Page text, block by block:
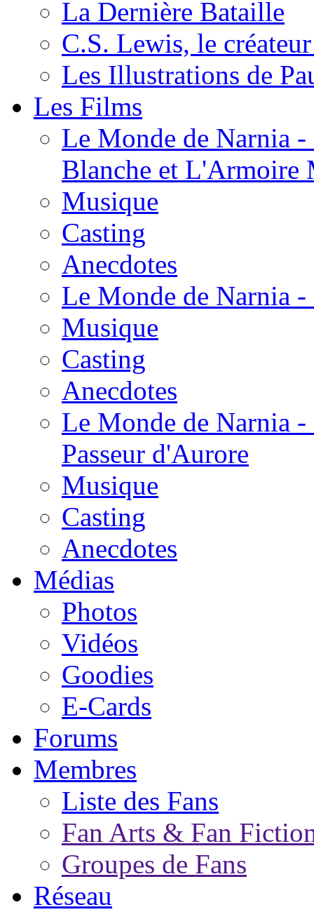
La Dernière Bataille
C.S. Lewis, le
Les Illustrations de
Les Films
Le Monde de Narnia
Blanche et L'Armoire
Musique
Casting
Anecdotes
Le Monde de Narnia
Musique
Casting
Anecdotes
Le Monde de Narnia
Passeur d'Aurore
Musique
Casting
Anecdotes
Médias
Photos
Vidéos
Goodies
E-Cards
Forums
Membres
Liste des Fans
Fan Arts & Fan
Groupes de Fans
Réseau